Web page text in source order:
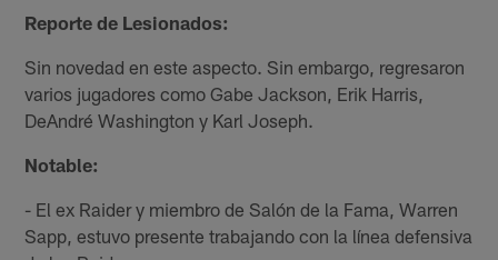
Reporte de Lesionados:
Sin novedad en este aspecto. Sin embargo, regresaron
varios jugadores como Gabe Jackson, Erik Harris,
DeAndré Washington y Karl Joseph.
Notable:
- El ex Raider y miembro de Salón de la Fama, Warren
Sapp, estuvo presente trabajando con la línea defensiva